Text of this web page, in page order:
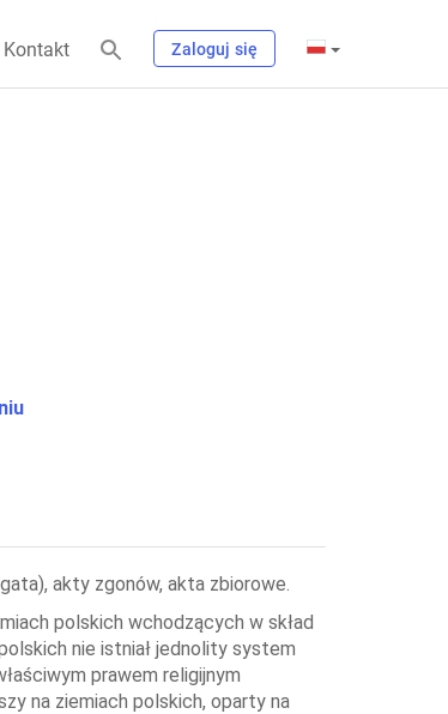
Kontakt Zaloguj się
akty zgonów, akta zbiorowe.
polskich wchodzących w skład
nie istniał jednolity system
prawem religijnym
na ziemiach polskich, oparty na